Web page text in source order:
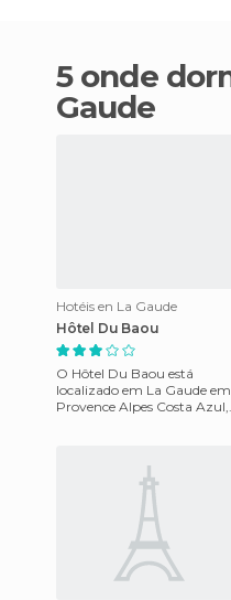
5 onde dormir em La
Gaude
Hotéis en La Gaude
Hôtel Du Baou
O Hôtel Du Baou está
localizado em La Gaude em
Provence Alpes Costa Azul,